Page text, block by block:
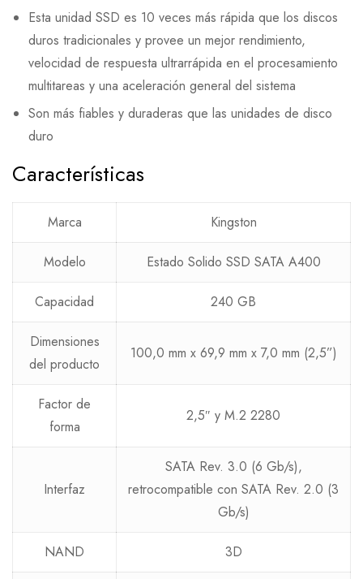
Esta unidad SSD es 10 veces más rápida que los discos
duros tradicionales y provee un mejor rendimiento,
velocidad de respuesta ultrarrápida en el procesamiento
multitareas y una aceleración general del sistema
Son más fiables y duraderas que las unidades de disco
duro
Características
Marca Kingston
Modelo Estado Solido SSD SATA A400
Capacidad 240 GB
Dimensiones
del producto
100,0 mm x 69,9 mm x 7,0 mm (2,5”)
Factor de
forma
2,5″ y M.2 2280
Interfaz
SATA Rev. 3.0 (6 Gb/s),
retrocompatible con SATA Rev. 2.0 (3
Gb/s)
NAND 3D